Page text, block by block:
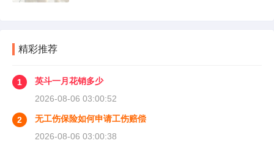
精彩推荐
1
英斗一月花销多少
2026-08-06 03:00:52
2
无工伤保险如何申请工伤赔偿
2026-08-06 03:00:38